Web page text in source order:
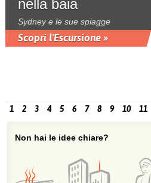
nella baia
Sydney e le sue spiagge
Scopri l'Escursione »
1 2 3 4 5 6 7 8 9 10 11
Non hai le idee chiare?